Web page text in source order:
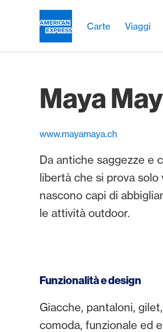
Carte Viaggi
Maya
www.mayamaya.ch
Da antiche saggezze e
libertà che si prova solo
nascono capi di
le attività outdoor.
Funzionalità e design
Giacche, pantaloni,
comoda, funzionale ed